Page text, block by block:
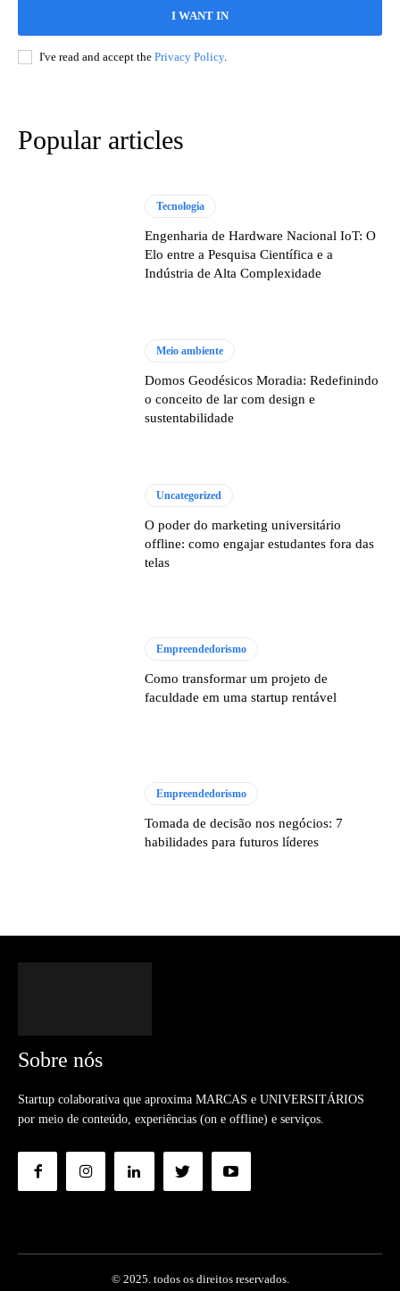
I WANT IN
I've read and accept the Privacy Policy.
Popular articles
Tecnologia
Engenharia de Hardware Nacional IoT: O
Elo entre a Pesquisa Científica e a
Indústria de Alta Complexidade
Meio ambiente
Domos Geodésicos Moradia: Redefinindo
o conceito de lar com design e
sustentabilidade
Uncategorized
O poder do marketing universitário
offline: como engajar estudantes fora das
telas
Empreendedorismo
Como transformar um projeto de
faculdade em uma startup rentável
Empreendedorismo
Tomada de decisão nos negócios: 7
habilidades para futuros líderes
Sobre nós
Startup colaborativa que aproxima MARCAS e UNIVERSITÁRIOS
por meio de conteúdo, experiências (on e offline) e serviços.
© 2025. todos os direitos reservados.